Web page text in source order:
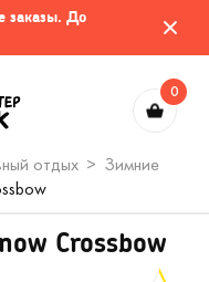
заказы. До
0
отдых
Зимние
Crossbow